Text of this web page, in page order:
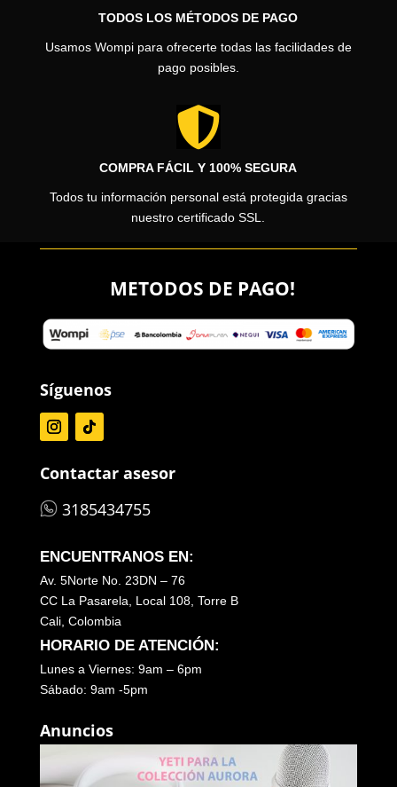
TODOS LOS MÉTODOS DE PAGO
Usamos Wompi para ofrecerte todas las facilidades de
pago posibles.

COMPRA FÁCIL Y 100% SEGURA
Todos tu información personal está protegida gracias
nuestro certificado SSL.
METODOS DE PAGO!
Síguenos
Contactar asesor
3185434755
ENCUENTRANOS EN:
Av. 5Norte No. 23DN – 76
CC La Pasarela, Local 108, Torre B
Cali, Colombia
HORARIO DE ATENCIÓN:
Lunes a Viernes: 9am – 6pm
Sábado: 9am -5pm
Anuncios